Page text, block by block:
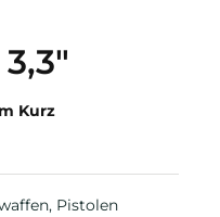
Kurz
, Pistolen